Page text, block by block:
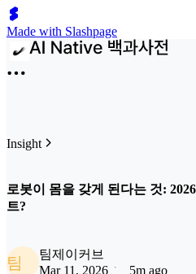
Made with Slashpage
Insight
로봇이 몸을 갖게 된다는 것:
트?
팀
팀제이커브
Mar 11, 2026
5m ago